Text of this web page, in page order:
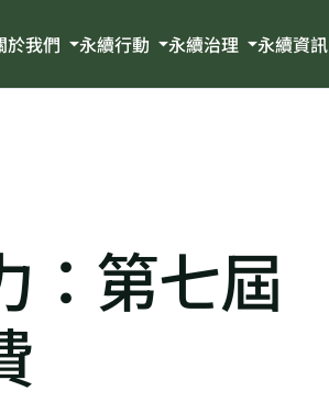
於我們 永續行動 永續治理 永續資訊
：第七屆